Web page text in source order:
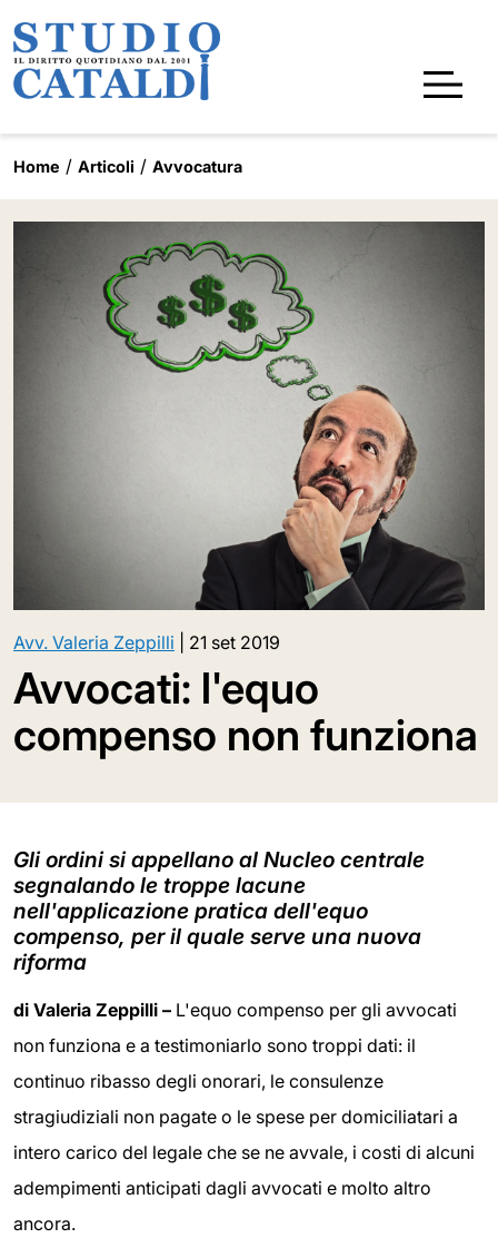
Home Articoli Avvocatura
Avv. Valeria Zeppilli 21 set 2019
Avvocati: l'equo
compenso non funziona
Gli ordini si appellano al Nucleo centrale
segnalando le troppe lacune
nell'applicazione pratica dell'equo
compenso, per il quale serve una nuova
riforma
di Valeria Zeppilli – L'equo compenso per gli avvocati
non funziona e a testimoniarlo sono troppi dati: il
continuo ribasso degli onorari, le consulenze
stragiudiziali non pagate o le spese per domiciliatari a
intero carico del legale che se ne avvale, i costi di alcuni
adempimenti anticipati dagli avvocati e molto altro
ancora.